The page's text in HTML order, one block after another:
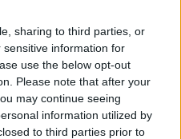
sharing to third parties, or
information for
use the below opt-out
Please note that after your
may continue seeing
information utilized by
to third parties prior to
kvinner